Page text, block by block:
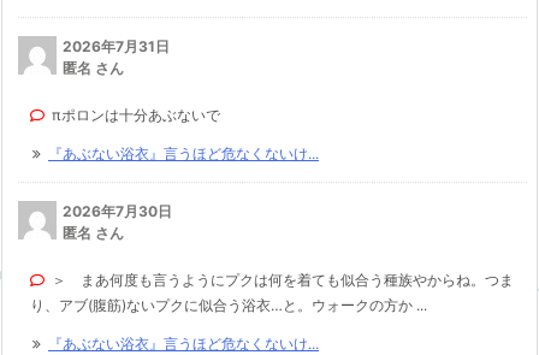
2026年7月31日
匿名 さん
πポロンは十分あぶないで
『あぶない浴衣』言うほど危なくないけ...
2026年7月30日
匿名 さん
＞ まあ何度も言うようにプクは何を着ても似合う種族やからね。つま
り、アブ(腹筋)ないプクに似合う浴衣…と。ウォークの方か ...
『あぶない浴衣』言うほど危なくないけ...